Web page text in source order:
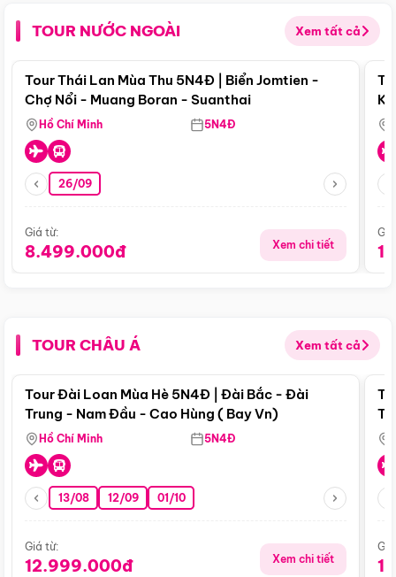
TOUR NƯỚC NGOÀI Xem tất cả
Điểm nổi bật
Tour Thái Lan Mùa Thu 5N4Đ | Biển Jomtien -
Chợ Nổi - Muang Boran - Suanthai
Hồ Chí Minh 5N4Đ
26/09
Giá từ:
8.499.000đ Xem chi tiết
TOUR CHÂU Á Xem tất cả
Điểm nổi bật
Tour Đài Loan Mùa Hè 5N4Đ | Đài Bắc - Đài
Trung - Nam Đầu - Cao Hùng ( Bay Vn)
Hồ Chí Minh 5N4Đ
13/08 12/09 01/10
Giá từ:
12.999.000đ Xem chi tiết